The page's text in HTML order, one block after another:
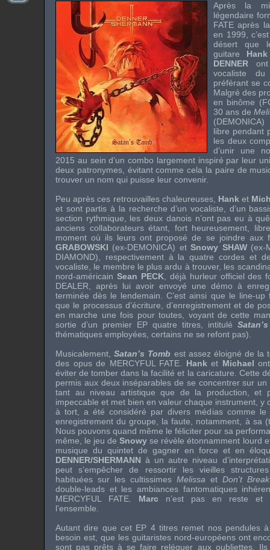
Après la
légendaire
FATE après
en 1999,
désert que
guitare
DENNER
vocaliste
préférant se
Malgré des
en binôme (
30 ans de
(DEMONICA)
libre pendant
les deux
d’unir une
2015 au sein d’uncombo largement inspiré par leur
deux patronymes, évitant comme cela la paire de
trouver un nom qui puisse leur convenir.
Peu après ces retrouvailles chaleureuses, Hank et
et sont partis à la recherche d’un vocaliste, d’un
section rythmique, les deux danois n’ont pas eu à
anciens collaborateurs étant, fort heureusement,
moment où ils leurs ont proposé de se joindre aux
GRABOWSKI (ex-DEMONICA) etSnowy SHAW(ex-
DIAMOND), respectivement à la quatre cordes et
vocaliste, le membre le plus ardu à trouver, les
nord-américain Sean PECK , déjà hurleur officiel des
DEALER , après lui avoir envoyé une démo à
terminée dès le lendemain. C’est ainsi que le line-up
que le processus d’écriture, d’enregistrement et de
en marche une fois pour toutes, voyant de cette
sortie d’un premier EP quatre titres, intitulé
thématiques employées, certains ne se refont pas).
Musicalement,Satan’s Tomb est assez éloigné de la
des opusde MERCYFUL FATE Hank et Michael
éviter de tomber dans la facilité et la caricature. Cette
permis aux deux inséparables de se concentrer sur un
tant au niveau artistique que de la production, et
impeccable et met bien en valeur chaque instrument, y
à tort, a été considéré par divers médias comme
enregistrement du groupe, la faute, notamment, à sa
Nous pouvons quand même le féliciter pour sa
même, le jeu deSnowy se révèle étonnamment lourd
musique du quintet de gagner en force et en
DENNER/SHERMANN à un autre niveau
peut s’empêcher de ressortir les vieilles
habituées sur les cultissimes Melissa et Don’t
double-leads et les ambiances fantomatiques
MERCYFUL FATE
Marc n’est pas en reste et
l’ensemble.
Autant dire que cet EP 4 titres remet nos pendules
besoin est, que les guitaristes nord-européens ont
sont pas prêts à se faire reléguer aux oubliettes. Ils